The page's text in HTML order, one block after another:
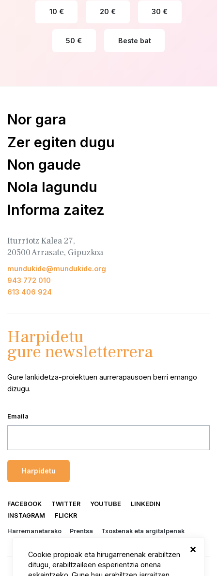
10 € 20 € 30 €
50 € Beste bat
Nor gara
Zer egiten dugu
Non gaude
Nola lagundu
Informa zaitez
Iturriotz Kalea 27,
20500 Arrasate, Gipuzkoa
mundukide@mundukide.org
943 772 010
613 406 924
Harpidetu
gure newsletterrera
Gure lankidetza-proiektuen aurrerapausoen berri emango
dizugu.
Emaila
FACEBOOK TWITTER YOUTUBE
LINKEDIN
INSTAGRAM
FLICKR
Harremanetarako Prentsa Txostenak eta argitalpenak
Cookie propioak eta hirugarrenenak erabiltzen
ditugu, erabiltzaileen esperientzia onena
×